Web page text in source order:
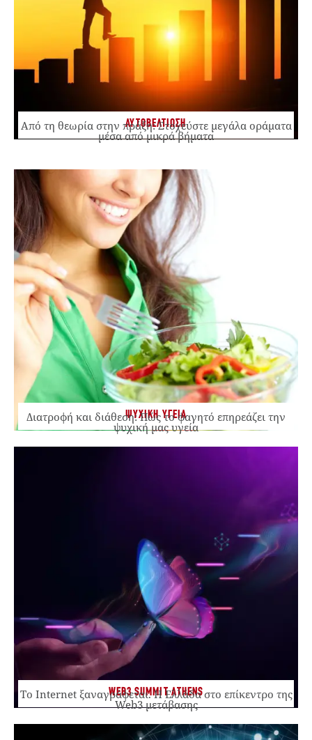
ΑΥΤΟΒΕΛΤΙΩΣΗ
Από τη θεωρία στην πράξη: Στοχεύστε μεγάλα οράματα
μέσα από μικρά βήματα
ΨΥΧΙΚΗ ΥΓΕΙΑ
Διατροφή και διάθεση: Πώς το φαγητό επηρεάζει την
ψυχική μας υγεία
WEB3 SUMMIT ATHENS
Το Internet ξαναγράφεται. Η Ελλάδα στο επίκεντρο της
Web3 μετάβασης